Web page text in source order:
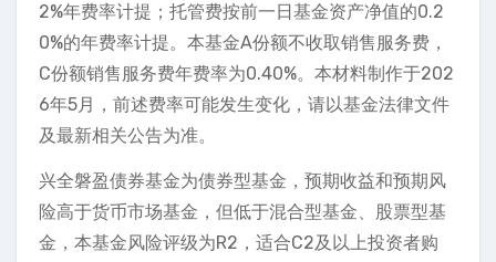
2%年费率计提；托管费按前一日基金资产净值的0.2
0%的年费率计提。本基金A份额不收取销售服务费，
C份额销售服务费年费率为0.40%。本材料制作于202
6年5月，前述费率可能发生变化，请以基金法律文件
及最新相关公告为准。
兴全磐盈债券基金为债券型基金，预期收益和预期风
险高于货币市场基金，但低于混合型基金、股票型基
金，本基金风险评级为R2，适合C2及以上投资者购